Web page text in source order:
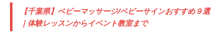
【千葉県】ベビーマッサージ/ベビーサインおすすめ９選
｜体験レッスンからイベント教室まで